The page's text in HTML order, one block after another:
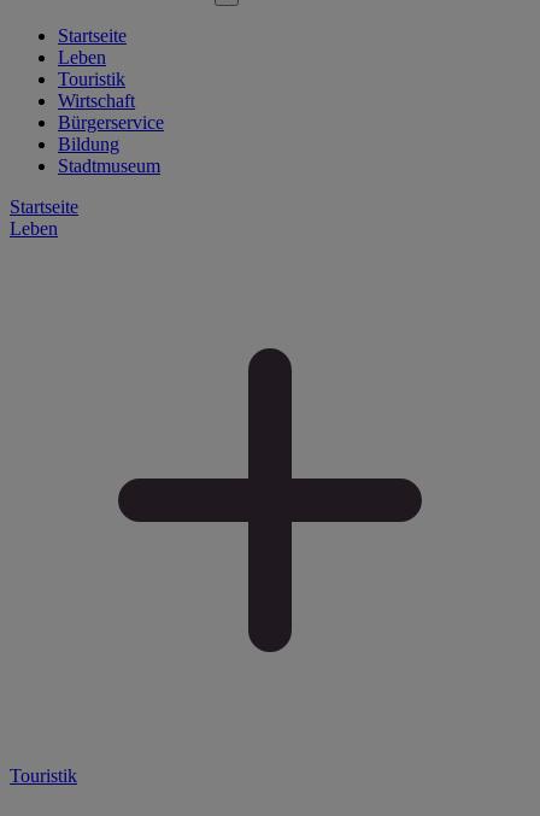
Startseite
Leben
Touristik
Wirtschaft
Bürgerservice
Bildung
Stadtmuseum
Startseite
Leben
Touristik